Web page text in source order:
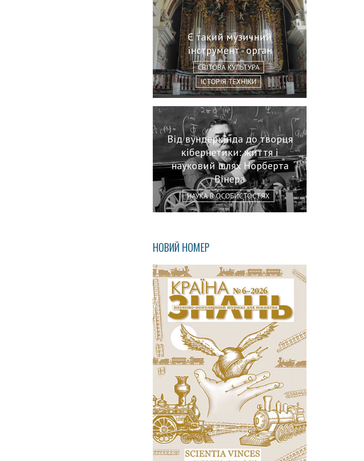
Є такий музичний
інструмент - орган
СВІТОВА КУЛЬТУРА
ІСТОРІЯ ТЕХНІКИ
Від вундеркінда до творця
кібернетики: життя і
науковий шлях Норберта
Вінера
НАУКА В ОСОБИСТОСТЯХ
НОВИЙ НОМЕР